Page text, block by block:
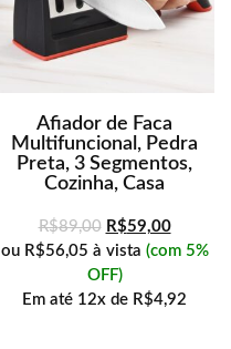
Afiador de Faca
Multifuncional, Pedra
Preta, 3 Segmentos,
Cozinha, Casa
R$89,00 R$59,00
ou R$56,05 à vista (com 5%
OFF)
Em até 12x de R$4,92